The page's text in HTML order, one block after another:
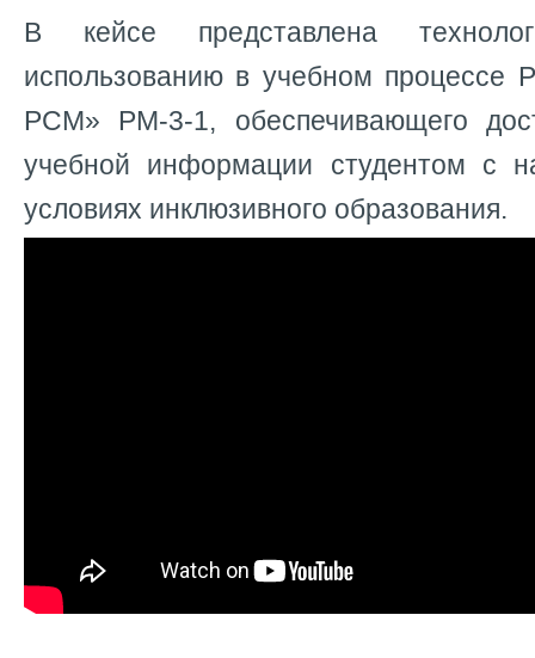
В кейсе представлена
использованию в учебном процессе
РСМ» РМ-3-1, обеспечивающего
учебной информации студентом с
условиях инклюзивного образования.